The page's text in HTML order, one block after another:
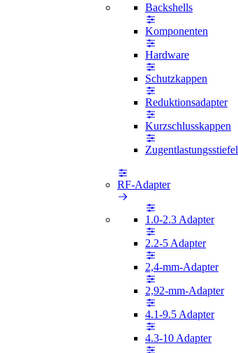
Backshells
Komponenten
Hardware
Schutzkappen
Reduktionsadapter
Kurzschlusskappen
Zugentlastungsstiefel
RF-Adapter
1.0-2.3 Adapter
2.2-5 Adapter
2,4-mm-Adapter
2,92-mm-Adapter
4.1-9.5 Adapter
4.3-10 Adapter